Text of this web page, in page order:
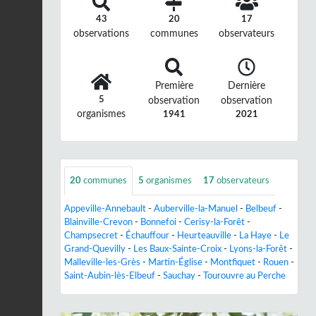
43
observations
20
communes
17
observateurs
5
organismes
Première
observation
1941
Dernière
observation
2021
20 communes 5 organismes 17 observateurs
Appeville-Annebault - Auberville-la-Manuel - Belbeuf -
Blainville-Crevon - Bonnefoi - Cerisy-la-Forêt -
Champsecret - Échauffour - Heurteauville - La Haye - Le
Grand-Quevilly - Les Baux-Sainte-Croix - Lyons-la-Forêt -
Malleville-les-Grès - Martin-Église - Montfiquet - Rouen -
Saint-Aubin-lès-Elbeuf - Sauchay - Tourouvre au Perche